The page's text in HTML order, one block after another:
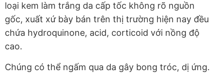
loại kem làm trắng da cấp tốc không rõ nguồn
gốc, xuất xứ bày bán trên thị trường hiện nay đều
chứa hydroquinone, acid, corticoid với nồng độ
cao.
Chúng có thể ngấm qua da gây bong tróc, dị ứng.